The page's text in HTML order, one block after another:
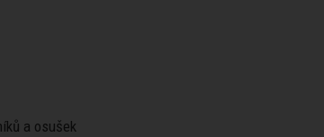
a osušek